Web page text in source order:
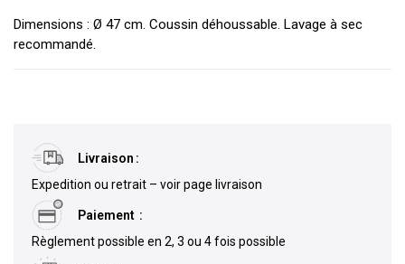
Dimensions : Ø 47 cm. Coussin déhoussable. Lavage à sec
recommandé.
Livraison
Expedition ou retrait – voir page livraison
Paiement
Règlement possible en 2, 3 ou 4 fois possible